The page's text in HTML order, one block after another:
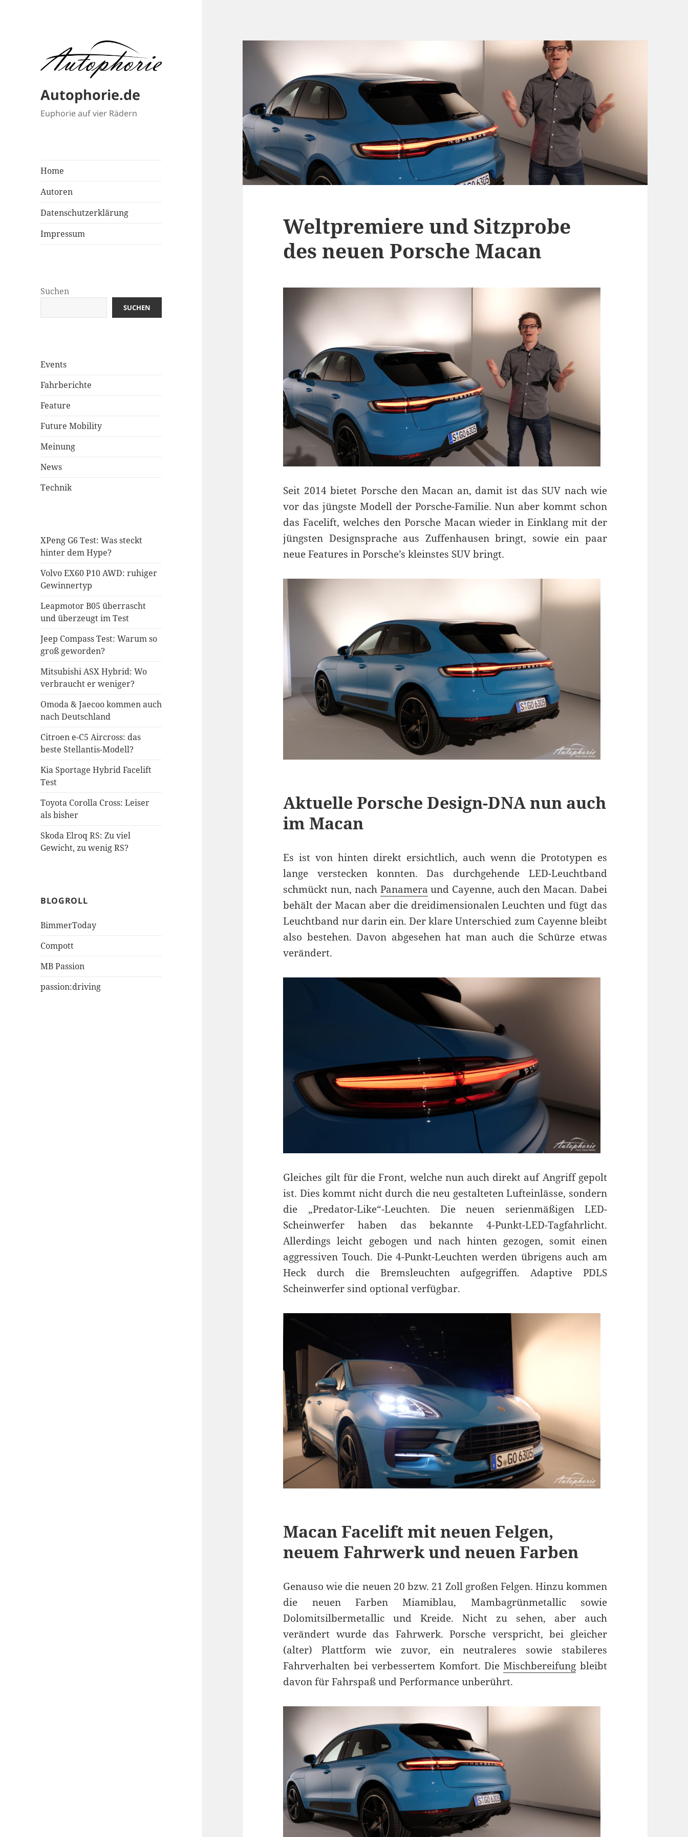
Autophorie.de
Euphorie auf vier Rädern
Home
Autoren
Datenschutzerklärung
Impressum
Suchen
SUCHEN
Events
Fahrberichte
Feature
Future Mobility
Meinung
News
Technik
XPeng G6 Test: Was steckt
hinter dem Hype?
Volvo EX60 P10 AWD: ruhiger
Gewinnertyp
Leapmotor B05 überrascht
und überzeugt im Test
Jeep Compass Test: Warum so
groß geworden?
Mitsubishi ASX Hybrid: Wo
verbraucht er weniger?
Omoda & Jaecoo kommen auch
nach Deutschland
Citroen e-C5 Aircross: das
beste Stellantis-Modell?
Kia Sportage Hybrid Facelift
Test
Toyota Corolla Cross: Leiser
als bisher
Skoda Elroq RS: Zu viel
Gewicht, zu wenig RS?
BLOGROLL
BimmerToday
Compott
MB Passion
passion:driving
Weltpremiere und Sitzprobe
des neuen Porsche Macan
Seit 2014 bietet Porsche den Macan an, damit ist das SUV nach wie
vor das jüngste Modell der Porsche-Familie. Nun aber kommt schon
das Facelift, welches den Porsche Macan wieder in Einklang mit der
jüngsten Designsprache aus Zuffenhausen bringt, sowie ein paar
neue Features in Porsche’s kleinstes SUV bringt.
Aktuelle Porsche Design-DNA nun auch
im Macan
Es ist von hinten direkt ersichtlich, auch wenn die Prototypen es
lange verstecken konnten. Das durchgehende LED-Leuchtband
schmückt nun, nach Panamera und Cayenne, auch den Macan. Dabei
behält der Macan aber die dreidimensionalen Leuchten und fügt das
Leuchtband nur darin ein. Der klare Unterschied zum Cayenne bleibt
also bestehen. Davon abgesehen hat man auch die Schürze etwas
verändert.
Gleiches gilt für die Front, welche nun auch direkt auf Angriff gepolt
ist. Dies kommt nicht durch die neu gestalteten Lufteinlässe, sondern
die „Predator-Like“-Leuchten. Die neuen serienmäßigen LED-
Scheinwerfer haben das bekannte 4-Punkt-LED-Tagfahrlicht.
Allerdings leicht gebogen und nach hinten gezogen, somit einen
aggressiven Touch. Die 4-Punkt-Leuchten werden übrigens auch am
Heck durch die Bremsleuchten aufgegriffen. Adaptive PDLS
Scheinwerfer sind optional verfügbar.
Macan Facelift mit neuen Felgen,
neuem Fahrwerk und neuen Farben
Genauso wie die neuen 20 bzw. 21 Zoll großen Felgen. Hinzu kommen
die neuen Farben Miamiblau, Mambagrünmetallic sowie
Dolomitsilbermetallic und Kreide. Nicht zu sehen, aber auch
verändert wurde das Fahrwerk. Porsche verspricht, bei gleicher
(alter) Plattform wie zuvor, ein neutraleres sowie stabileres
Fahrverhalten bei verbessertem Komfort. DieMischbereifung bleibt
davon für Fahrspaß und Performance unberührt.